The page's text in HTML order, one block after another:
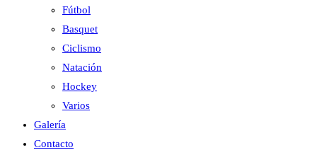
Fútbol
Basquet
Ciclismo
Natación
Hockey
Varios
Galería
Contacto